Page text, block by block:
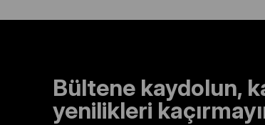
Bültene kaydolun,
yenilikleri